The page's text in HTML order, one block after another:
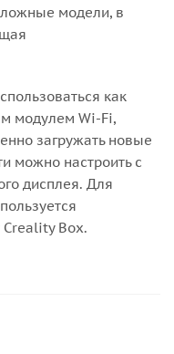
модели, в
как
модулем Wi-Fi,
загружать новые
можно настроить с
дисплея. Для
Box.